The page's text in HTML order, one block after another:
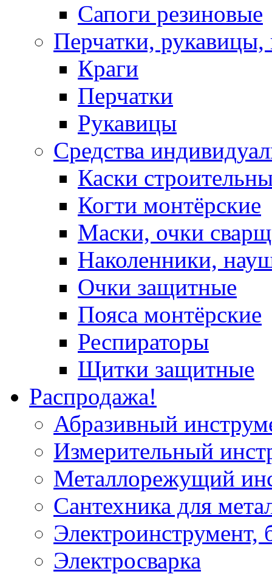
Сапоги резиновые
Перчатки, рукавицы,
Краги
Перчатки
Рукавицы
Средства
Каски
Когти монтёрские
Маски, очки
Наколенники,
Очки защитные
Пояса монтёрские
Респираторы
Щитки защитные
Распродажа!
Абразивный
Измерительный
Металлорежущий
Сантехника для
Электроинструмент,
Электросварка